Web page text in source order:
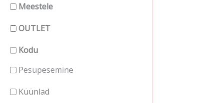
Meestele
OUTLET
Kodu
Pesupesemine
Küünlad